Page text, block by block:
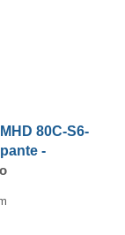
80C-S6-
-